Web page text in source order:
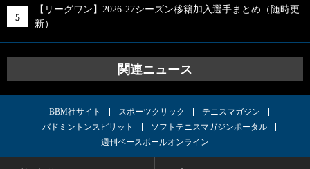
【リーグワン】2026-27シーズン移籍加入選手まとめ（随時更
新）
関連ニュース
BBM社サイト スポーツクリック
テニスマガジン
バドミントンスピリット
ソフトテニスマガジンポータル
週刊ベースボールオンライン